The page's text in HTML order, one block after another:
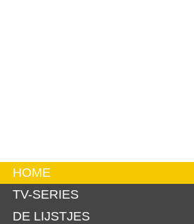
HOME
TV-SERIES
DE LIJSTJES